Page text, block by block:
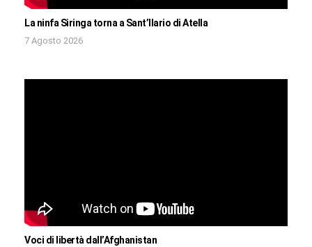
La ninfa Siringa torna a Sant’Ilario di Atella
7 Agosto 2026
Voci di libertà dall’Afghanistan